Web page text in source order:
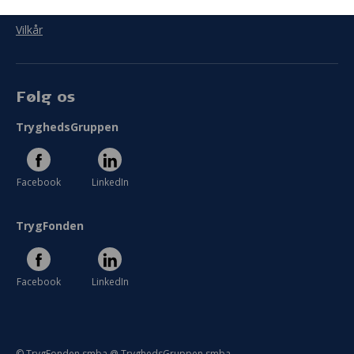
Vilkår
Følg os
TryghedsGruppen
Facebook LinkedIn
TrygFonden
Facebook LinkedIn